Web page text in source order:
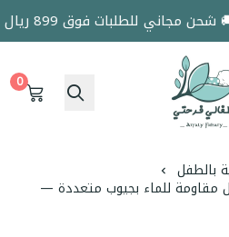
شحن مجاني للطلبات فوق 899 ريال
فرحتي
0
بالطفل
مقاومة للماء بجيوب متعددة —